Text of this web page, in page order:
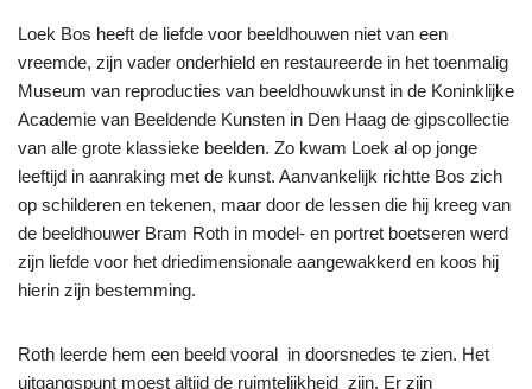
Loek Bos heeft de liefde voor beeldhouwen niet van een
vreemde, zijn vader onderhield en restaureerde in het toenmalig
Museum van reproducties van beeldhouwkunst in de Koninklijke
Academie van Beeldende Kunsten in Den Haag de gipscollectie
van alle grote klassieke beelden. Zo kwam Loek al op jonge
leeftijd in aanraking met de kunst. Aanvankelijk richtte Bos zich
op schilderen en tekenen, maar door de lessen die hij kreeg van
de beeldhouwer Bram Roth in model- en portret boetseren werd
zijn liefde voor het driedimensionale aangewakkerd en koos hij
hierin zijn bestemming.
Roth leerde hem een beeld vooral in doorsnedes te zien. Het
uitgangspunt moest altijd de ruimtelijkheid zijn. Er zijn